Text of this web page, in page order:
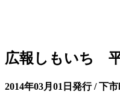
広報しもいち 平
2014年03月01日発行 / 下